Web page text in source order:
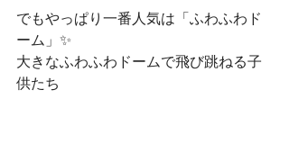
でもやっぱり一番人気は「ふわふわド
ーム」✨
大きなふわふわドームで飛び跳ねる子
供たち